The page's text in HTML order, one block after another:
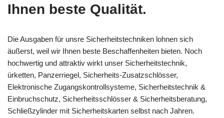
Ihnen beste Qualität.
Die Ausgaben für unsre Sicherheitstechniken lohnen sich
äußerst, weil wir Ihnen beste Beschaffenheiten bieten. Noch
hochwertig und attraktiv wirkt unser Sicherheitstechnik,
ürketten, Panzerriegel, Sicherheits-Zusatzschlösser,
Elektronische Zugangskontrollsysteme, Sicherheitstechnik &
Einbruchschutz, Sicherheitsschlösser & Sicherheitsberatung,
Schließzylinder mit Sicherheitskarten selbst nach Jahren.